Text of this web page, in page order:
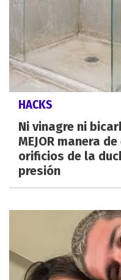
HACKS
Ni vinagre ni
MEJOR manera
orificios de la
presión